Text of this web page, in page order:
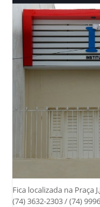
Fica localizada na Praça
(74) 3632-2303 / (74)